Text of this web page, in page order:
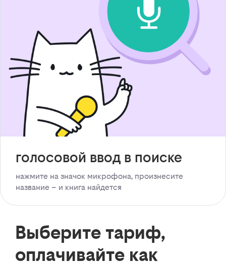
голосовой ввод в поиске
нажмите на значок микрофона, произнесите
название – и книга найдется
Выберите тариф,
оплачивайте как